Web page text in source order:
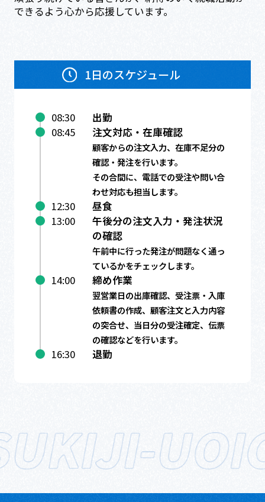
できるよう心から応援しています。
1日のスケジュール
08:30
出勤
08:45
注文対応・在庫確認
顧客からの注文入力、在庫不足分の
確認・発注を行います。
その合間に、電話での受注や問い合
わせ対応も担当します。
12:30
昼食
13:00
午後分の注文入力・発注状況
の確認
午前中に行った発注が問題なく通っ
ているかをチェックします。
14:00 締め作業
翌営業日の出庫確認、受注票・入庫
依頼書の作成、顧客注文と入力内容
の突合せ、当日分の受注確定、伝票
の確認などを行います。
16:30 退勤